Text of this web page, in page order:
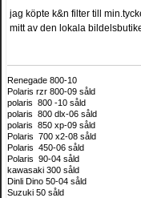
jag köpte k&n filter till
mitt av den lokala
Renegade 800-10
Polaris rzr 800-09 såld
polaris 800 -10 såld
polaris 800 dlx-06 såld
polaris 850 xp-09 såld
Polaris 700 x2-08 såld
Polaris 450-06 såld
Polaris 90-04 såld
kawasaki 300 såld
Dinli Dino 50-04 såld
Suzuki 50 såld